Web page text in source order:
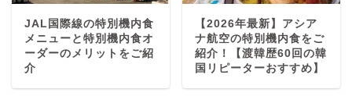
JAL国際線の特別機内食
メニューと特別機内食オ
ーダーのメリットをご紹
介
【2026年最新】アシア
ナ航空の特別機内食をご
紹介！【渡韓歴60回の韓
国リピーターおすすめ】